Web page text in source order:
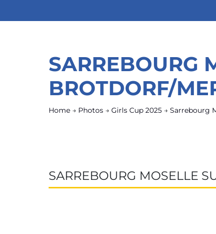
SARREBOURG
BROTDORF/
Home → Photos → Girls Cup 2025 → Sarrebourg
SARREBOURG MOSELLE